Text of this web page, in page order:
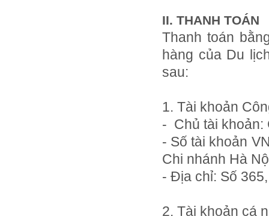
II. THANH TOÁN
Thanh toán
hàng của Du
sau:
1. Tài khoản
- Chủ tài khoản:
- Số tài khoản
Chi nhánh Hà
- Địa chỉ: Số
2. Tài khoản cá